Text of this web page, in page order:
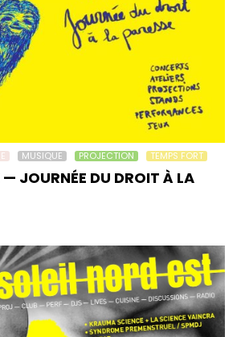
MUSIQUE PROJECTION TEMPS FORT
— JOURNÉE DU DROIT À LA